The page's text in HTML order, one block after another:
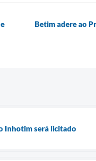
Betim adere ao
Inhotim será licitado